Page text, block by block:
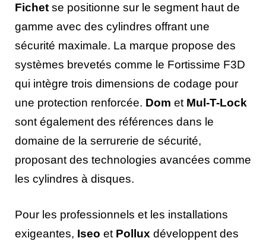
Fichet se positionne sur le segment haut de
gamme avec des cylindres offrant une
sécurité maximale. La marque propose des
systèmes brevetés comme le Fortissime F3D
qui intègre trois dimensions de codage pour
une protection renforcée. Dom et Mul-T-Lock
sont également des références dans le
domaine de la serrurerie de sécurité,
proposant des technologies avancées comme
les cylindres à disques.
Pour les professionnels et les installations
exigeantes, Iseo et Pollux développent des